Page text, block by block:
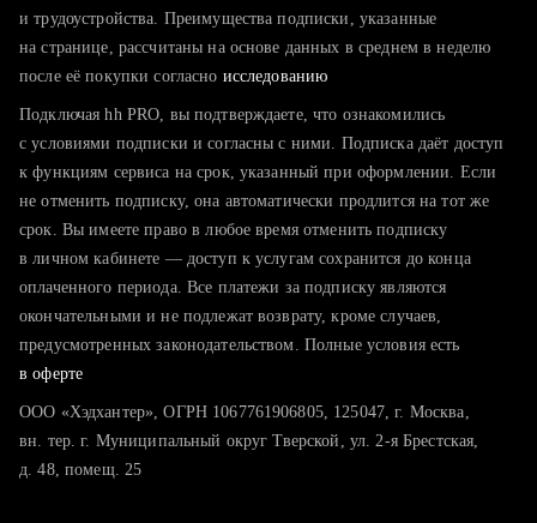
тратите много времени на поиск и вручную поднимаете
хотите сравнить себя с конкурентами и оценить шансы
и трудоустройства. Преимущества подписки, указанные
на странице, рассчитаны на основе данных в среднем в неделю
после её покупки согласно исследованию
Подключая hh PRO, вы подтверждаете, что ознакомились
с условиями подписки и согласны с ними. Подписка даёт доступ
к функциям сервиса на срок, указанный при оформлении. Если
не отменить подписку, она автоматически продлится на тот же
срок. Вы имеете право в любое время отменить подписку
в личном кабинете — доступ к услугам сохранится до конца
оплаченного периода. Все платежи за подписку являются
окончательными и не подлежат возврату, кроме случаев,
предусмотренных законодательством. Полные условия есть
в оферте
ООО «Хэдхантер», ОГРН 1067761906805, 125047, г. Москва,
вн. тер. г. Муниципальный округ Тверской, ул. 2-я Брестская,
д. 48, помещ. 25